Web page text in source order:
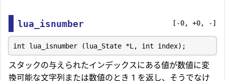
lua_isnumber [-0, +0, -]
スタックの与えられたインデックスにある値が数値に変
換可能な文字列または数値のとき 1 を返し、そうでなけ